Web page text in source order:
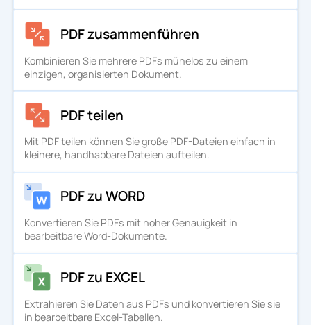
PDF zusammenführen
Kombinieren Sie mehrere PDFs mühelos zu einem
einzigen, organisierten Dokument.
PDF teilen
Mit PDF teilen können Sie große PDF-Dateien einfach in
kleinere, handhabbare Dateien aufteilen.
PDF zu WORD
Konvertieren Sie PDFs mit hoher Genauigkeit in
bearbeitbare Word-Dokumente.
PDF zu EXCEL
Extrahieren Sie Daten aus PDFs und konvertieren Sie sie
in bearbeitbare Excel-Tabellen.